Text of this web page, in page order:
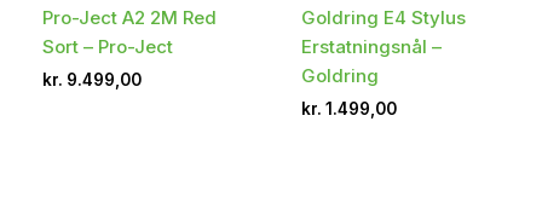
Pro-Ject A2 2M Red
Sort – Pro-Ject
kr. 9.499,00
Goldring E4 Stylus
Erstatningsnål –
Goldring
kr. 1.499,00